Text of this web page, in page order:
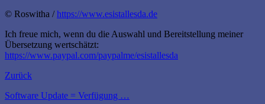
© Roswitha /https://www.esistallesda.de
Ich freue mich, wenn du die Auswahl und Bereitstellung meiner
Übersetzung wertschätzt:
https://www.paypal.com/paypalme/esistallesda
Zurück
Software Update = Verfügung …